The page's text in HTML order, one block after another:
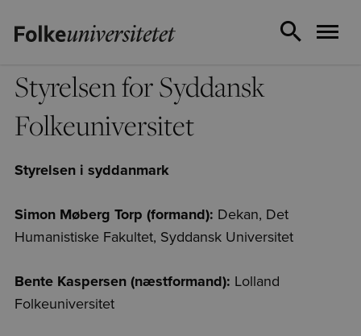
Styrelsen for Syddansk
Folkeuniversitet
Styrelsen i syddanmark
Simon Møberg Torp (formand): Dekan, Det
Humanistiske Fakultet, Syddansk Universitet
Bente Kaspersen (næstformand): Lolland
Folkeuniversitet